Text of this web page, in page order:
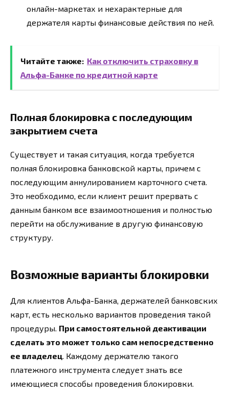
онлайн-маркетах и нехарактерные для
держателя карты финансовые действия по ней.
Читайте также: Как отключить страховку в
Альфа-Банке по кредитной карте
Полная блокировка с последующим
закрытием счета
Существует и такая ситуация, когда требуется
полная блокировка банковской карты, причем с
последующим аннулированием карточного счета.
Это необходимо, если клиент решит прервать с
данным банком все взаимоотношения и полностью
перейти на обслуживание в другую финансовую
структуру.
Возможные варианты блокировки
Для клиентов Альфа-Банка, держателей банковских
карт, есть несколько вариантов проведения такой
процедуры. При самостоятельной деактивации
сделать это может только сам непосредственно
ее владелец . Каждому держателю такого
платежного инструмента следует знать все
имеющиеся способы проведения блокировки.